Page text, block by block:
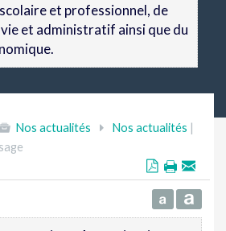
et professionnel, de
et administratif ainsi que du
Nos actualités Nos actualités |